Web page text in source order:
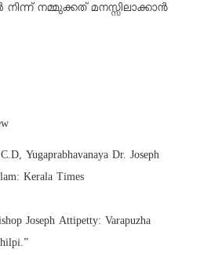
നിന്ന് നമ്മുക്കത് മനസ്സിലാക്കാൻ
Yugaprabhavanaya Dr. Joseph
Kerala Times
Joseph Attipetty: Varapuzha